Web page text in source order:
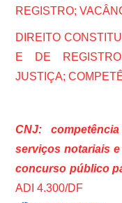
REGISTRO;
DIREITO
E DE
JUSTIÇA;
CNJ:
serviços notariais
concurso público
ADI 4.300/DF